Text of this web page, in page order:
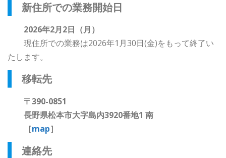
新住所での業務開始日
2026年2月2日（月）
現住所での業務は2026年1月30日(金)をもって終了い
たします。
移転先
〒390-0851
長野県松本市大字島内3920番地1 南
［map］
連絡先